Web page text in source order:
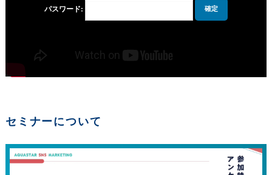
パスワード:
セミナーについて